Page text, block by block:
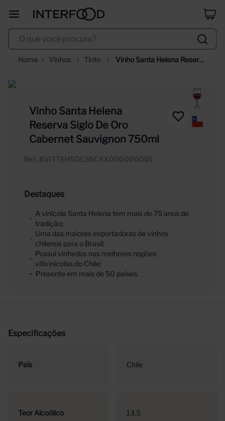
O que você procura?
Vinhos Tinto
Vinho Santa Helena Reserva
Vinho Santa Helena
Reserva Siglo De Oro
Cabernet Sauvignon 750ml
Ref. : BVITTSHSOCSSCXX000000001
Destaques
A vinícola Santa Helena tem mais de 75 anos de
tradição;
Uma das maiores exportadoras de vinhos
chilenos para o Brasil;
Possui vinhedos nas melhores regiões
vitivinícolas do Chile;
Presente em mais de 50 países.
Especificações
País Chile
Teor Alcoólico 13.5
º duff
corpus astral
10ºselección